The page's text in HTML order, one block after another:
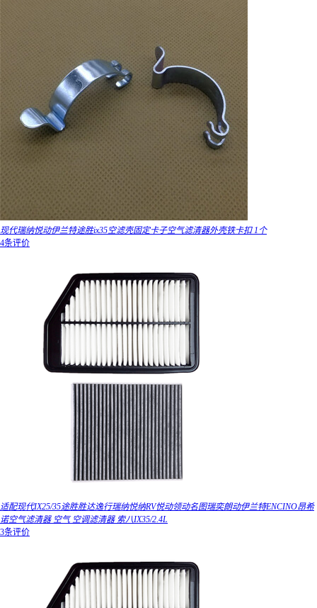
现代瑞纳悦动伊兰特途胜ix35空滤壳固定卡子空气滤清器外壳铁卡扣 1个
4条评价
适配现代IX25/35途胜胜达逸行瑞纳悦纳RV悦动领动名图瑞奕朗动伊兰特ENCINO昂希
诺空气滤清器 空气 空调滤清器 索八IX35/2.4L
3条评价